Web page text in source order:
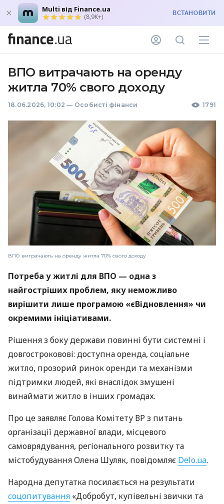
Multi від Finance.ua
(8,9K+) ВСТАНОВИТИ
ВПО витрачають на оренду
житла 70% свого доходу
18.06.2026, 10:02 — Особисті фінанси 1791
ВПО витрачають на оренду житла 70% свого доходу
Потреба у житлі для ВПО — одна з
найгостріших проблем, яку неможливо
вирішити лише програмою «єВідновлення» чи
окремими ініціативами.
Рішення з боку держави повинні бути системні і
довгостроковові: доступна оренда, соціальне
житло, прозорий ринок оренди та механізми
підтримки людей, які внаслідок змушені
винаймати житло в інших громадах.
Про це заявляє Голова Комітету ВР з питань
організації державної влади, місцевого
самоврядування, регіонального розвитку та
містобудування Олена Шуляк, повідомляє Delo.ua.
Народна депутатка посилається на результати
соцопитування «Добробут, купівельні звички та